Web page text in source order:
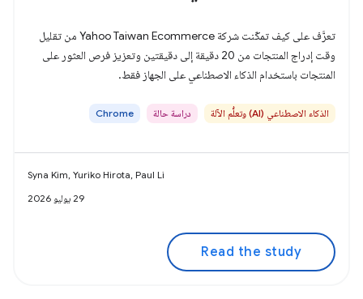
تعرَّف على كيف تمكّنت شركة Yahoo Taiwan Ecommerce من تقليل
وقت إدراج المنتجات من 20 دقيقة إلى دقيقتين وتعزيز فرص العثور على
المنتجات باستخدام الذكاء الاصطناعي على الجهاز فقط.
الذكاء الاصطناعي (AI) وتعلُّم الآلة دراسة حالة Chrome
Syna Kim, Yuriko Hirota, Paul Li
29 يوليو 2026
Read the study